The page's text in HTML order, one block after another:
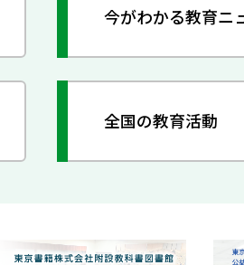
今がわかる教育ニ
全国の教育活動